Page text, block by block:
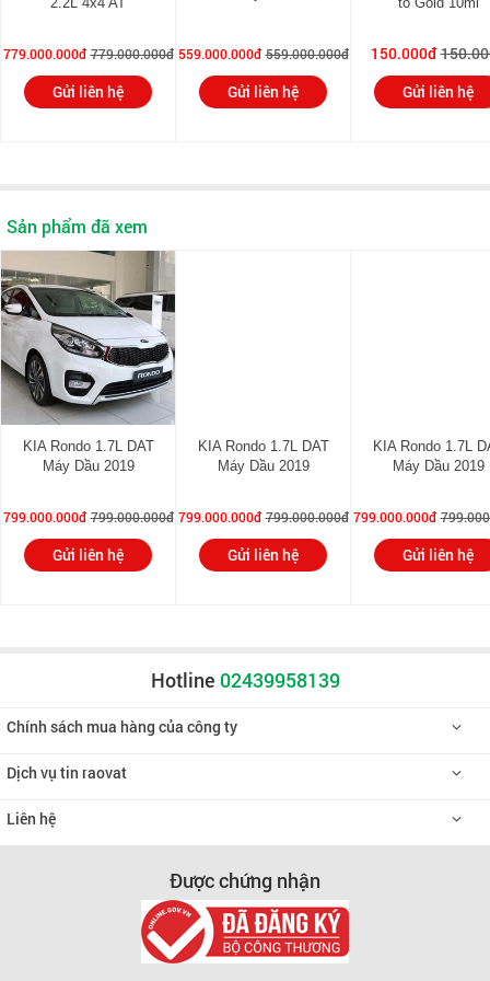
(lít):
Hộp số: Tự động 7 ly hợp kép
Dài x rộng x cao (mm):
Cảm biến hỗ trợ đỗ xe:
Hệ thống dẫn động:
Hệ thống phanh trước-
sau:
779.000.000đ 779.000.000đ
Gửi liên hệ
559.000.000đ 559.000.000đ
Gửi liên hệ
150.000đ
Gửi liên hệ
Sản phẩm đã xem
KIA Rondo 1.7L DAT
Máy Dầu 2019
799.000.000đ 799.000.000đ
Gửi liên hệ
KIA Rondo 1.7L DAT
Máy Dầu 2019
799.000.000đ 799.000.000đ
Gửi liên hệ
KIA Rondo 1.7L
Máy Dầu 2019
799.000.000đ
Gửi liên hệ
Hotline 02439958139
Chính sách mua hàng của công ty
Dịch vụ tin raovat
Liên hệ
Được chứng nhận